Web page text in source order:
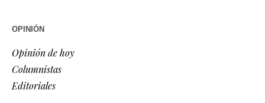
OPINIÓN
Opinión de hoy
Columnistas
Editoriales